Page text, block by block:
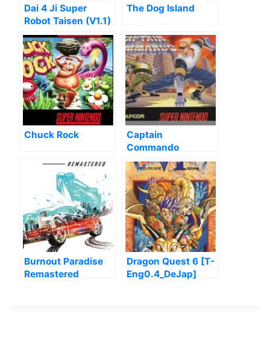
Dai 4 Ji Super
Robot Taisen (V1.1)
[T+Eng025_Fraka]
The Dog Island
Chuck Rock
Captain
Commando
Burnout Paradise
Remastered
Dragon Quest 6 [T-
Eng0.4_DeJap]